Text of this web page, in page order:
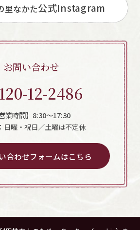
里なかた公式Instagram
お問い合わせ
12-2486
営業時間】8:30～17:30
日曜・祝日／土曜は不定休
合わせフォームはこちら